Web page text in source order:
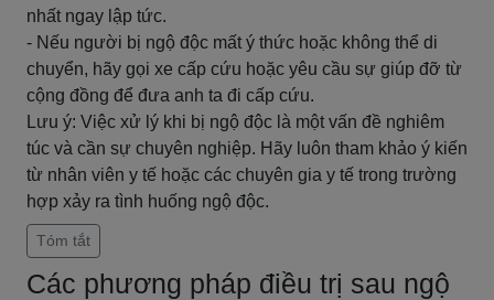
nhất ngay lập tức.
- Nếu người bị ngộ độc mất ý thức hoặc không thể di
chuyển, hãy gọi xe cấp cứu hoặc yêu cầu sự giúp đỡ từ
cộng đồng để đưa anh ta đi cấp cứu.
Lưu ý: Việc xử lý khi bị ngộ độc là một vấn đề nghiêm
túc và cần sự chuyên nghiệp. Hãy luôn tham khảo ý kiến
từ nhân viên y tế hoặc các chuyên gia y tế trong trường
hợp xảy ra tình huống ngộ độc.
Tóm tắt
Các phương pháp điều trị sau ngộ